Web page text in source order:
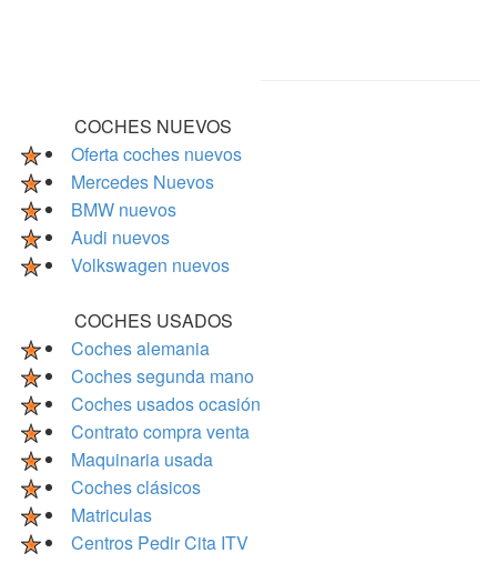
COCHES NUEVOS
Oferta coches nuevos
Mercedes Nuevos
BMW nuevos
Audi nuevos
Volkswagen nuevos
COCHES USADOS
Coches alemania
Coches segunda mano
Coches usados ocasión
Contrato compra venta
Maquinaria usada
Coches clásicos
Matriculas
Centros Pedir Cita ITV